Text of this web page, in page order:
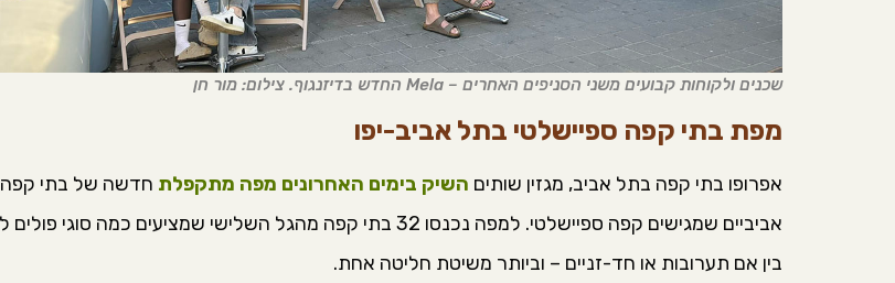
שכנים ולקוחות קבועים משני הסניפים האחרים – Mela החדש בדיזנגוף. צילום: מור חן
מפת בתי קפה ספיישלטי בתל אביב-יפו
אפרופו בתי קפה בתל אביב, מגזין שותים השיק בימים האחרונים מפה מתקפלת חדשה של בתי
אביביים שמגישים קפה ספיישלטי. למפה נכנסו 32 בתי קפה מהגל השלישי שמציעים כמה סוגי
בין אם תערובות או חד-זניים – וביותר משיטת חליטה אחת.